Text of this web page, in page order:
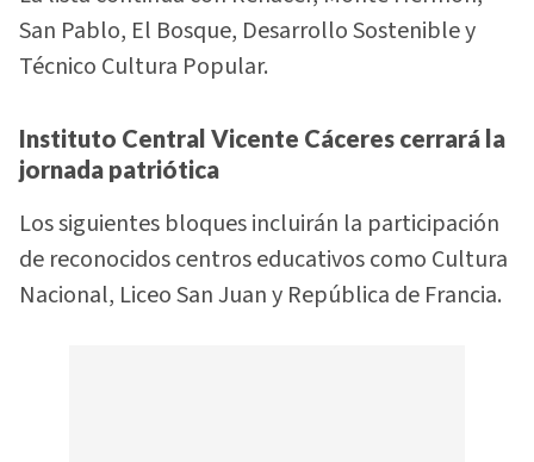
San Pablo, El Bosque, Desarrollo Sostenible y
Técnico Cultura Popular.
Instituto Central Vicente Cáceres cerrará la
jornada patriótica
Los siguientes bloques incluirán la participación
de reconocidos centros educativos como Cultura
Nacional, Liceo San Juan y República de Francia.